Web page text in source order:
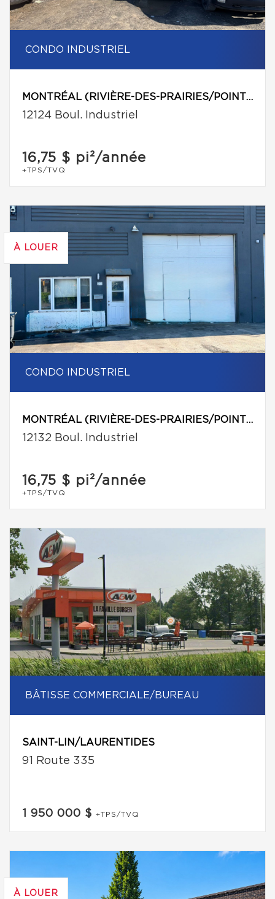
CONDO INDUSTRIEL
MONTRÉAL (RIVIÈRE-DES-PRAIRIES/POINTE-AUX-TREMBLES)
12124 Boul. Industriel
16,75 $ pi²/année
+TPS/TVQ
À LOUER
CONDO INDUSTRIEL
MONTRÉAL (RIVIÈRE-DES-PRAIRIES/POINTE-AUX-TREMBLES)
12132 Boul. Industriel
16,75 $ pi²/année
+TPS/TVQ
BÂTISSE COMMERCIALE/BUREAU
SAINT-LIN/LAURENTIDES
91 Route 335
1 950 000 $ +TPS/TVQ
À LOUER